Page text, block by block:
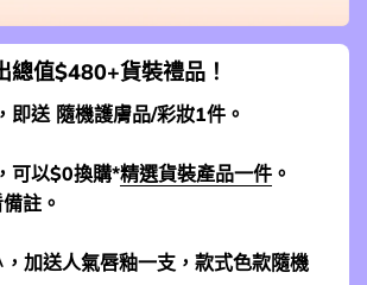
總值$480+貨裝禮品！
送 隨機護膚品/彩妝1件。
以$0換購*精選貨裝產品一件 。
註。
加送人氣唇釉一支，款式色款隨機